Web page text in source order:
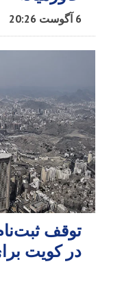
6 آگوست 20:26
توقف
در کویت